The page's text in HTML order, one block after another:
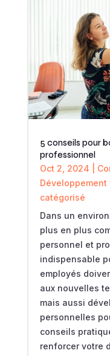
5 conseils pour
professionnel
Oct 2, 2024
catégorisé
Dans un
plus en plus
personnel et
indispensable
employés
aux nouvelles
mais aussi
personnelles
conseils
renforcer votre